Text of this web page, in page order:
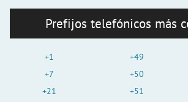
Prefijos telefónicos más
+1
+7
+21
+49
+50
+51